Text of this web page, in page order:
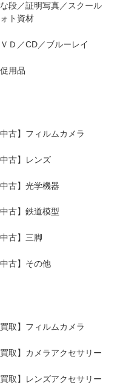
段／証明写真／スクール
ト資材
ＶＤ／CD／ブルーレイ
用品
中古】フィルムカメラ
中古】レンズ
中古】光学機器
中古】鉄道模型
中古】三脚
中古】その他
買取】フィルムカメラ
買取】カメラアクセサリー
買取】レンズアクセサリー